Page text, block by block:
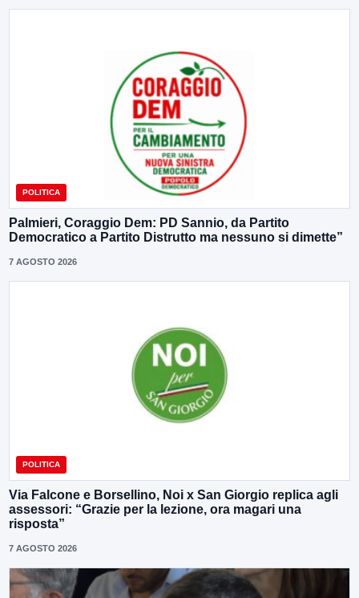
POLITICA
Palmieri, Coraggio Dem: PD Sannio, da Partito
Democratico a Partito Distrutto ma nessuno si dimette”
7 AGOSTO 2026
POLITICA
Via Falcone e Borsellino, Noi x San Giorgio replica agli
assessori: “Grazie per la lezione, ora magari una
risposta”
7 AGOSTO 2026